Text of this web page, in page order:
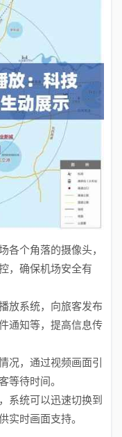
各个角落的摄像头，
，确保机场安全有
放系统，向旅客发布
通知等，提高信息传
况，通过视频画面引
等待时间。
系统可以迅速切换到
实时画面支持。